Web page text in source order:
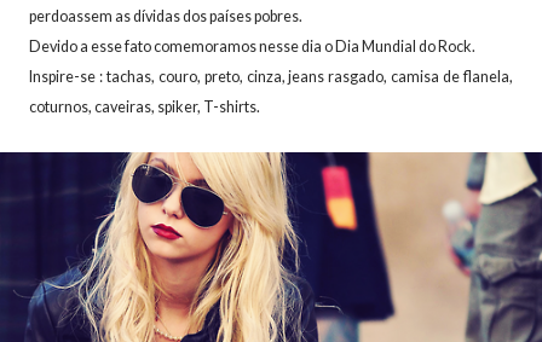
perdoassem as dívidas dos países pobres.
Devido a esse fato comemoramos nesse dia o Dia Mundial do Rock.
Inspire-se : tachas, couro, preto, cinza, jeans rasgado, camisa de flanela,
coturnos, caveiras, spiker, T-shirts.